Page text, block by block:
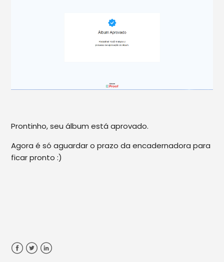
Prontinho, seu álbum está aprovado.
Agora é só aguardar o prazo da encadernadora para
ficar pronto :)